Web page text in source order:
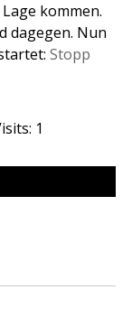
kommen.
dagegen. Nun
Stopp
1